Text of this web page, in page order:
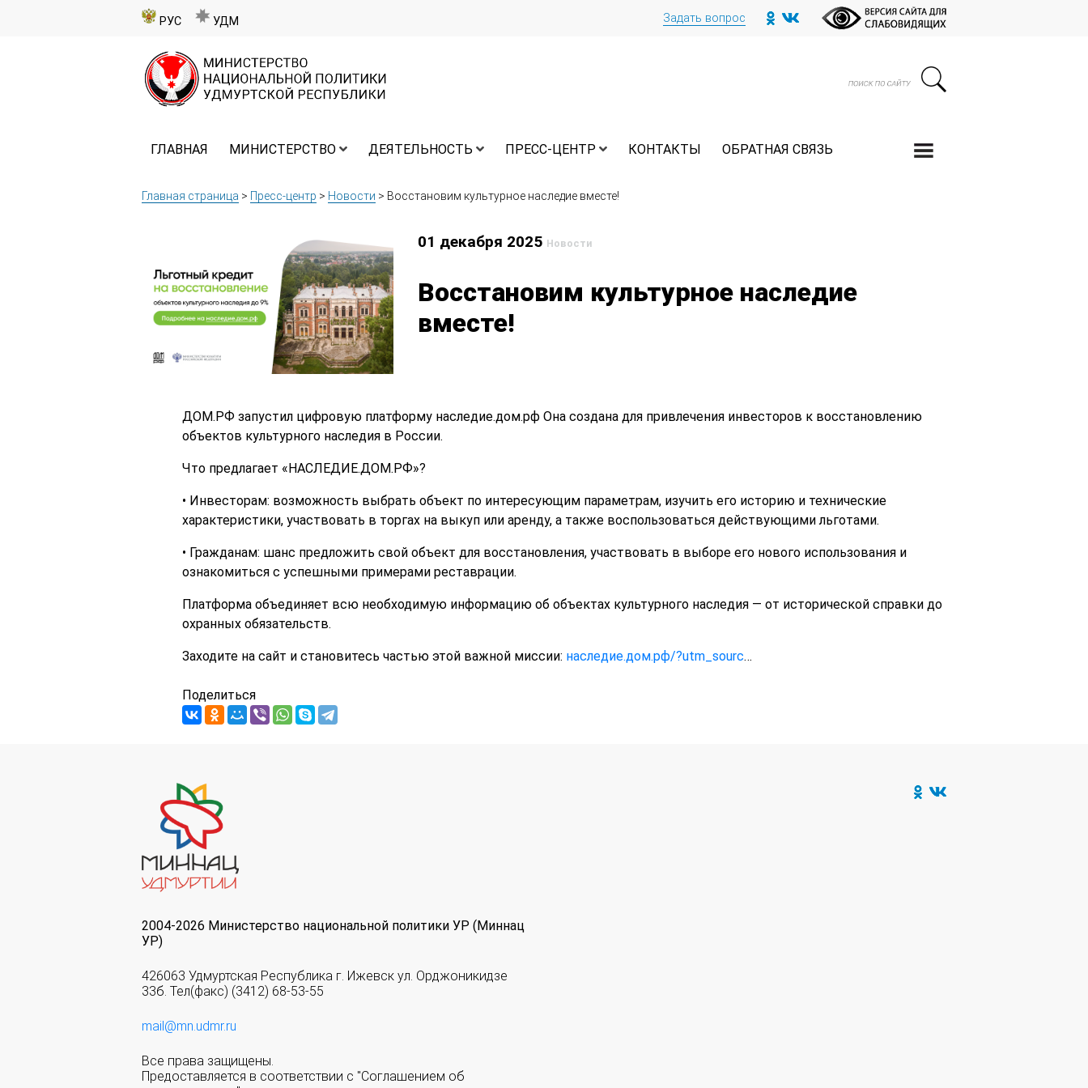
РУС УДМ Задать вопрос
ГЛАВНАЯ МИНИСТЕРСТВО ДЕЯТЕЛЬНОСТЬ ПРЕСС-ЦЕНТР КОНТАКТЫ ОБРАТНАЯ СВЯЗЬ
Главная страница > Пресс-центр > Новости > Восстановим культурное наследие вместе!
01 декабря 2025 Новости
Восстановим культурное наследие
вместе!
ДОМ.РФ запустил цифровую платформу наследие.дом.рф Она создана для привлечения инвесторов к восстановлению
объектов культурного наследия в России.
Что предлагает «НАСЛЕДИЕ.ДОМ.РФ»?
• Инвесторам: возможность выбрать объект по интересующим параметрам, изучить его историю и технические
характеристики, участвовать в торгах на выкуп или аренду, а также воспользоваться действующими льготами.
• Гражданам: шанс предложить свой объект для восстановления, участвовать в выборе его нового использования и
ознакомиться с успешными примерами реставрации.
Платформа объединяет всю необходимую информацию об объектах культурного наследия — от исторической справки до
охранных обязательств.
Заходите на сайт и становитесь частью этой важной миссии: наследие.дом.рф/?utm_sourc…
Поделиться
2004-2026 Министерство национальной политики УР (Миннац
УР)
426063 Удмуртская Республика г. Ижевск ул. Орджоникидзе
33б. Тел(факс) (3412) 68-53-55
mail@mn.udmr.ru
Все права защищены.
Предоставляется в соответствии с "Соглашением об